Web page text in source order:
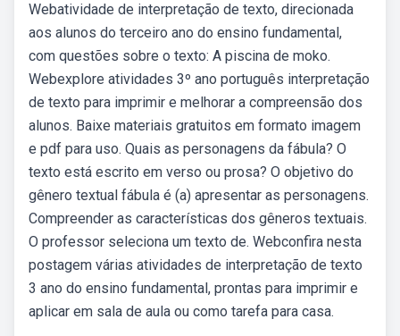
Webatividade de interpretação de texto, direcionada
aos alunos do terceiro ano do ensino fundamental,
com questões sobre o texto: A piscina de moko.
Webexplore atividades 3º ano português interpretação
de texto para imprimir e melhorar a compreensão dos
alunos. Baixe materiais gratuitos em formato imagem
e pdf para uso. Quais as personagens da fábula? O
texto está escrito em verso ou prosa? O objetivo do
gênero textual fábula é (a) apresentar as personagens.
Compreender as características dos gêneros textuais.
O professor seleciona um texto de. Webconfira nesta
postagem várias atividades de interpretação de texto
3 ano do ensino fundamental, prontas para imprimir e
aplicar em sala de aula ou como tarefa para casa.